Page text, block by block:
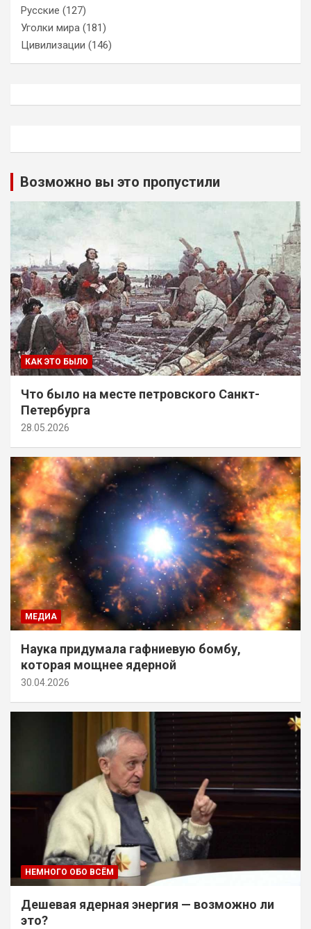
Русские (127)
Уголки мира (181)
Цивилизации (146)
Возможно вы это пропустили
КАК ЭТО БЫЛО
Что было на месте петровского Санкт-
Петербурга
28.05.2026
МЕДИА
Наука придумала гафниевую бомбу,
которая мощнее ядерной
30.04.2026
НЕМНОГО ОБО ВСЁМ
Дешевая ядерная энергия — возможно ли
это?